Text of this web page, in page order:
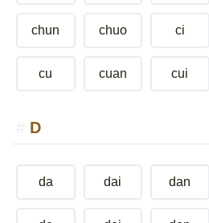
chun chuo ci
cu cuan cui
D
da dai dan